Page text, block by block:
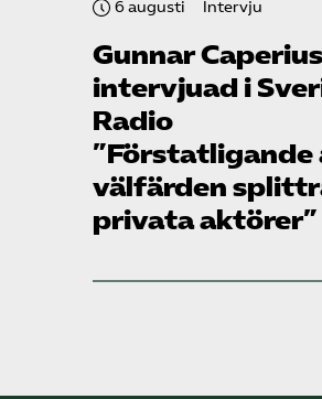
6 augusti Intervju
Gunnar Caperius
intervjuad i
Radio
”Förstatligande
välfärden
privata aktörer”